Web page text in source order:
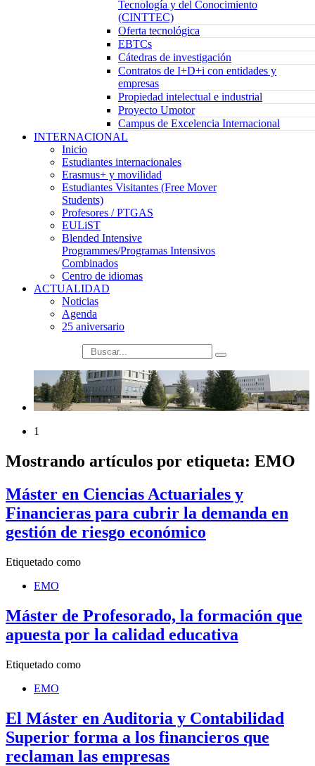
Tecnología y del Conocimiento
(CINTTEC)
Oferta tecnológica
EBTCs
Cátedras de investigación
Contratos de I+D+i con entidades y
empresas
Propiedad intelectual e industrial
Proyecto Umotor
Campus de Excelencia Internacional
INTERNACIONAL
Inicio
Estudiantes internacionales
Erasmus+ y movilidad
Estudiantes Visitantes (Free Mover
Students)
Profesores / PTGAS
EULiST
Blended Intensive
Programmes/Programas Intensivos
Combinados
Centro de idiomas
ACTUALIDAD
Noticias
Agenda
25 aniversario
búsqueda
1
Mostrando artículos por etiqueta: EMO
Máster en Ciencias Actuariales y
Financieras para cubrir la demanda en
gestión de riesgo económico
Etiquetado como
EMO
Máster de Profesorado, la formación que
apuesta por la calidad educativa
Etiquetado como
EMO
El Máster en Auditoria y Contabilidad
Superior forma a los financieros que
reclaman las empresas